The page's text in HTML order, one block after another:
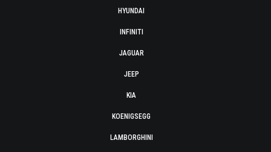
HYUNDAI
INFINITI
JAGUAR
JEEP
KIA
KOENIGSEGG
LAMBORGHINI